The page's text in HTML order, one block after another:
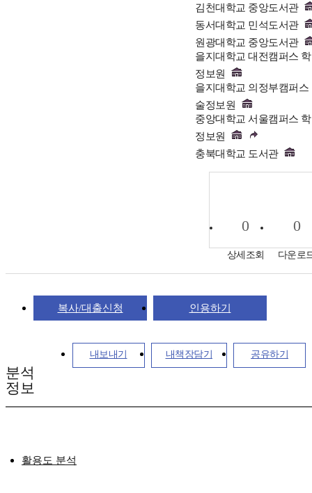
김천대학교 중앙도서관
동서대학교 민석도서관
원광대학교 중앙도서관
을지대학교 대전캠퍼스
정보원
을지대학교 의정부캠퍼스
술정보원
중앙대학교 서울캠퍼스
정보원
충북대학교 도서관
0
상세조회
0
다운로
복사/대출신청 인용하기
내보내기 내책장담기 공유하기
분석
정보
활용도 분석